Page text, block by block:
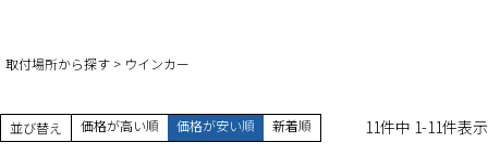
取付場所から探す ウインカー
並び替え 価格が高い順 価格が安い順 新着順 11件中 1-11件表示